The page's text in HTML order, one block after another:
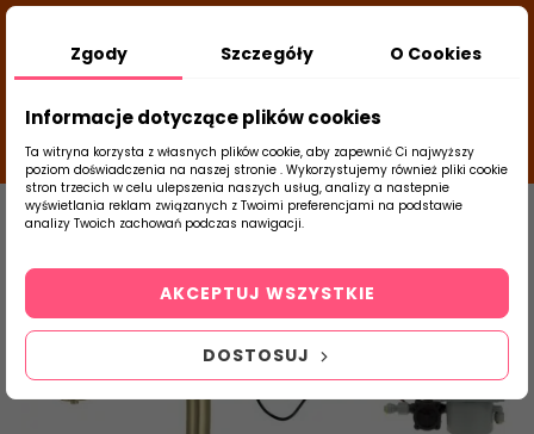
TUBADZIN- DODAJ PRODUKT DO KOSZYKA, UŻYJ
Strona Główna Armatura Baterie
Zgody Szczegóły O Cookies
Informacje dotyczące plików cookies
Ta witryna korzysta z własnych plików cookie, aby zapewnić Ci najwyższy
poziom doświadczenia na naszej stronie . Wykorzystujemy również pliki cookie
stron trzecich w celu ulepszenia naszych usług, analizy a nastepnie
wyświetlania reklam związanych z Twoimi preferencjami na podstawie
analizy Twoich zachowań podczas nawigacji.
DOSTOSUJ
AKCEPTUJ WSZYSTKIE